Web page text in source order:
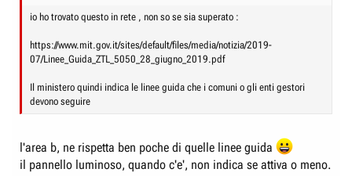
io ho trovato questo in rete , non so se sia superato :
https://www.mit.gov.it/sites/default/files/media/notizia/2019-
07/Linee_Guida_ZTL_5050_28_giugno_2019.pdf
Il ministero quindi indica le linee guida che i comuni o gli enti gestori
devono seguire
l'area b, ne rispetta ben poche di quelle linee guida
il pannello luminoso, quando c'e', non indica se attiva o meno.